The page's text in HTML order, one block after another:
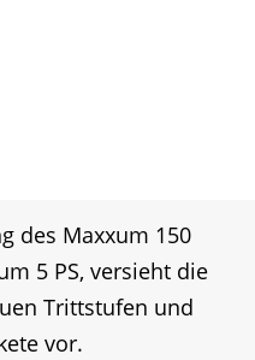
des Maxxum 150
5 PS, versieht die
Trittstufen und
vor.